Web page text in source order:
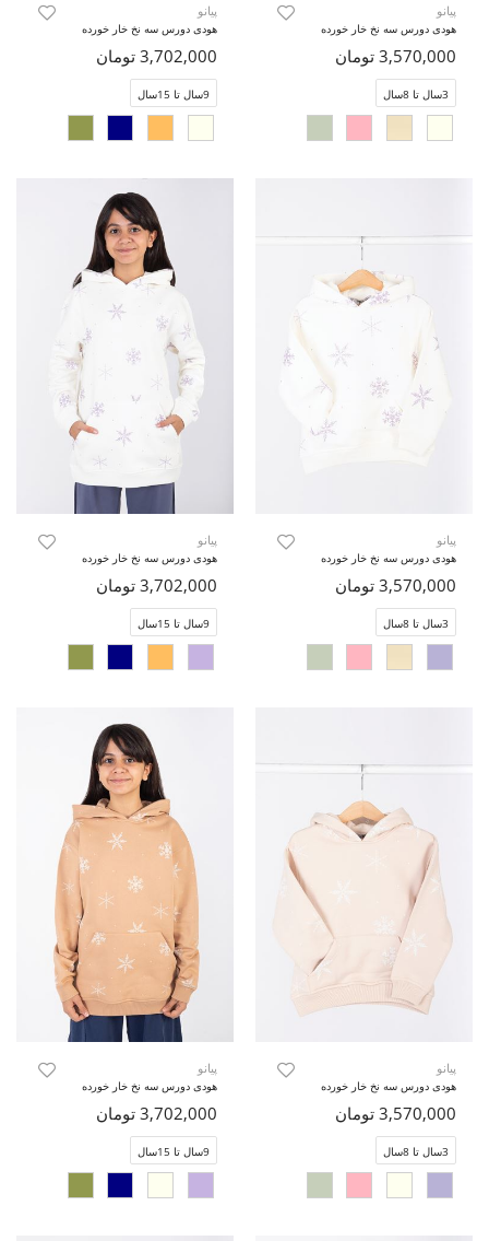
پیانو
هودی دورس سه نخ خار خورده
3,570,000 تومان
3سال تا 8سال
پیانو
هودی دورس سه نخ خار خورده
3,702,000 تومان
9سال تا 15سال
پیانو
هودی دورس سه نخ خار خورده
3,570,000 تومان
3سال تا 8سال
پیانو
هودی دورس سه نخ خار خورده
3,702,000 تومان
9سال تا 15سال
پیانو
هودی دورس سه نخ خار خورده
3,570,000 تومان
3سال تا 8سال
پیانو
هودی دورس سه نخ خار خورده
3,702,000 تومان
9سال تا 15سال